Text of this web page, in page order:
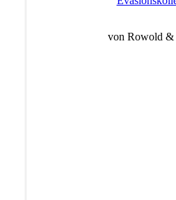
von Rowold &